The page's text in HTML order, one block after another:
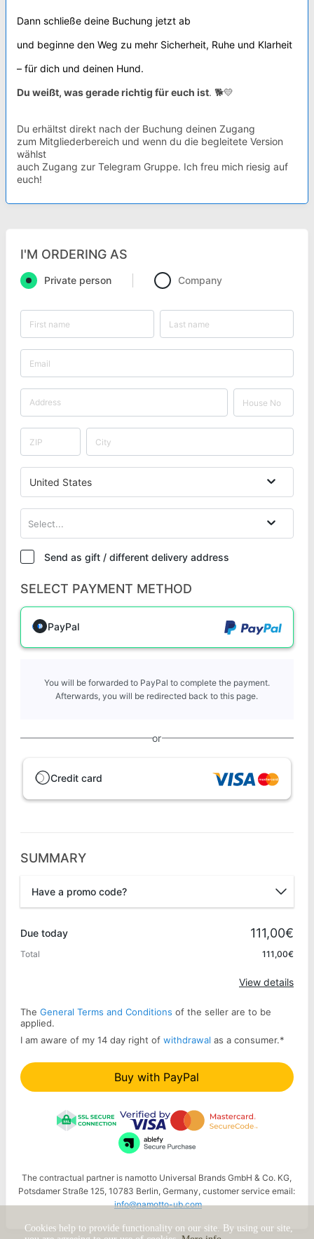
Dann schließe deine Buchung jetzt ab
und beginne den Weg zu mehr Sicherheit, Ruhe und Klarheit
– für dich und deinen Hund.
Du weißt, was gerade richtig für euch ist. 🐕💛
Du erhältst direkt nach der Buchung deinen Zugang
zum Mitgliederbereich und wenn du die begleitete Version
wählst
auch Zugang zur Telegram Gruppe. Ich freu mich riesig auf
euch!
I'M ORDERING AS
Private person Company
United States
Select...
Send as gift / different delivery address
SELECT PAYMENT METHOD
PayPal
You will be forwarded to PayPal to complete the payment.
Afterwards, you will be redirected back to this page.
or
Credit card
SUMMARY
Have a promo code?
Due today 111,00€
Total 111,00€
View details
The General Terms and Conditions of the seller are to be
applied.
I am aware of my 14 day right of withdrawal as a consumer.*
Buy with PayPal
The contractual partner is namotto Universal Brands GmbH & Co. KG,
Potsdamer Straße 125, 10783 Berlin, Germany, customer service email:
info@namotto-ub.com
Cookies help to provide functionality on our site. By using our site,